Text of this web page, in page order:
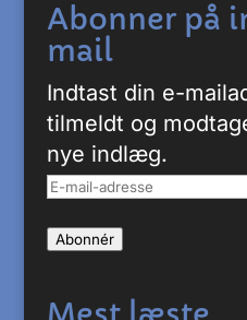
Abonner på
mail
Indtast din e-
tilmeldt og
nye indlæg.
E-
adresse
Abonnér